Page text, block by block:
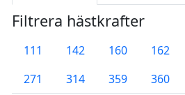
Filtrera hästkrafter
111 142 160 162
271
314 359 360